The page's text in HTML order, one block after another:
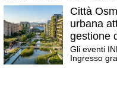
Città
urbana
gestione
Gli eventi
Ingresso